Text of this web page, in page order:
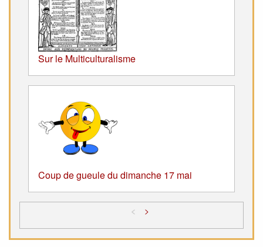
Sur le Multiculturalisme
Coup de gueule du dimanche 17 mai
< >